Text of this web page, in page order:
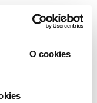
O cookies